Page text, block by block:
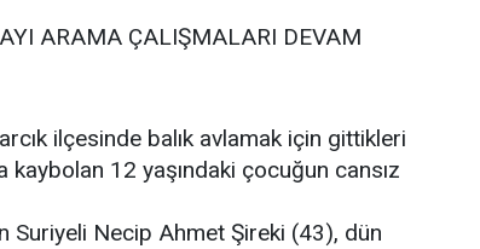
ARAMA ÇALIŞMALARI DEVAM
ilçesinde balık avlamak için gittikleri
kaybolan 12 yaşındaki çocuğun cansız
Suriyeli Necip Ahmet Şireki (43), dün